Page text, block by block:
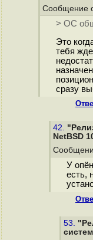
Сообщение
> ОС
Это
тебя
сразу
42.
NetBSD
У
есть,
53.